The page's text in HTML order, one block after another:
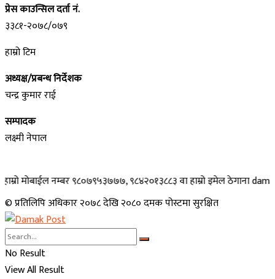
प्रेस काउन्सिल दर्ता नं.
३३८१-२०७८/०७९
हाम्रो टिम
अध्यक्ष/प्रबन्ध निर्देशक
चन्द्र कुमार राई
सम्पादक
लक्ष्मी नेपाल
मोबाईल नम्बर ९८०७९५३७७७, ९८४२०१३८८३ वा हाम्रो इमेल ठेगाना
© प्रतिलिपि अधिकार २०७८ देखि २०८० दमक पोस्टमा सुरक्षित
No Result
View All Result